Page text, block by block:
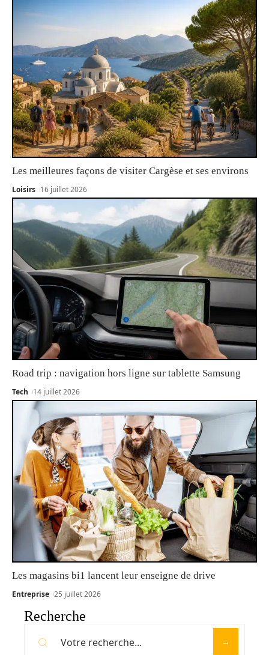
Les meilleures façons de visiter Cargèse et ses environs
Loisirs 16 juillet 2026
Road trip : navigation hors ligne sur tablette Samsung
Tech 14 juillet 2026
Les magasins bi1 lancent leur enseigne de drive
Entreprise 25 juillet 2026
Recherche